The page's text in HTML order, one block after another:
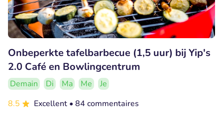
Onbeperkte tafelbarbecue (1,5 uur) bij Yip's
2.0 Café en Bowlingcentrum
Demain Di Ma Me
Je
8.5
Excellent • 84 commentaires